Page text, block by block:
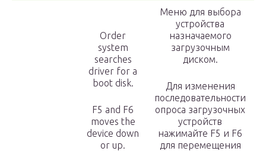
Order
system
searches
driver for a
boot disk.
F5 and F6
moves the
device down
or up.
Меню для выбора
устройства
назначаемого
загрузочным
диском.
Для изменения
последовательности
опроса загрузочных
устройств
нажимайте F5 и F6
для перемещения